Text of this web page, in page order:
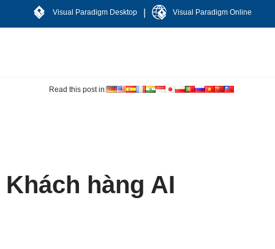
Visual Paradigm Desktop Visual Paradigm Online
Read this post in:
hàng AI